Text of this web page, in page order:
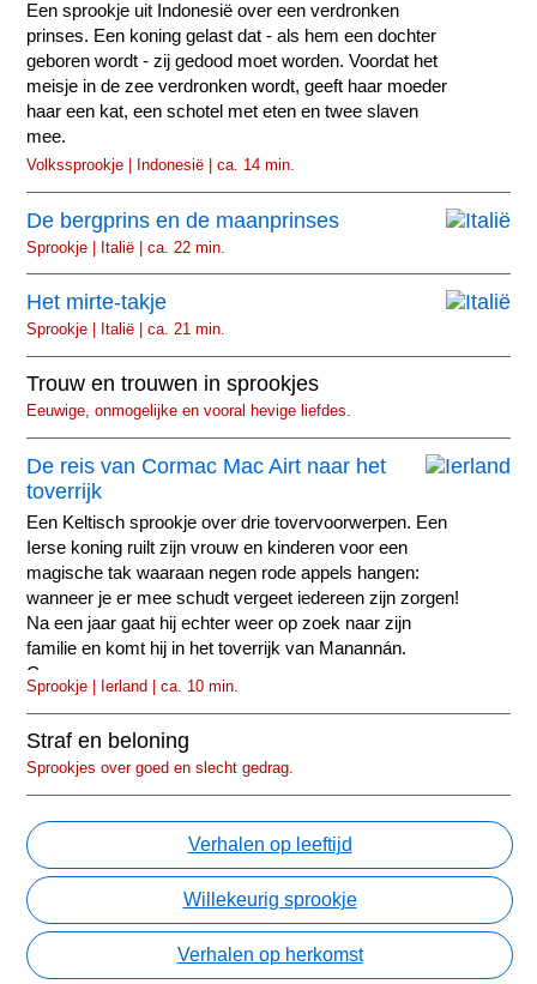
Een sprookje uit Indonesië over een verdronken
prinses. Een koning gelast dat - als hem een dochter
geboren wordt - zij gedood moet worden. Voordat het
meisje in de zee verdronken wordt, geeft haar moeder
haar een kat, een schotel met eten en twee slaven
mee.
Volkssprookje | Indonesië | ca. 14 min.
De bergprins en de maanprinses
Sprookje | Italië | ca. 22 min.
Het mirte-takje
Sprookje | Italië | ca. 21 min.
Trouw en trouwen in sprookjes
Eeuwige, onmogelijke en vooral hevige liefdes.
De reis van Cormac Mac Airt naar het
toverrijk
Een Keltisch sprookje over drie tovervoorwerpen. Een
Ierse koning ruilt zijn vrouw en kinderen voor een
magische tak waaraan negen rode appels hangen:
wanneer je er mee schudt vergeet iedereen zijn zorgen!
Na een jaar gaat hij echter weer op zoek naar zijn
familie en komt hij in het toverrijk van Manannán.
Cormac...
Sprookje | Ierland | ca. 10 min.
Straf en beloning
Sprookjes over goed en slecht gedrag.
Verhalen op leeftijd
Willekeurig sprookje
Verhalen op herkomst